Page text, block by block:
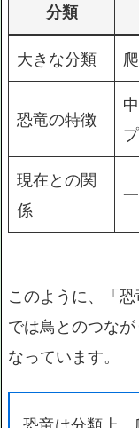
分類
大きな分類
恐竜の特徴
プ
現在との関
係
このように、「
では鳥とのつな
なっています。